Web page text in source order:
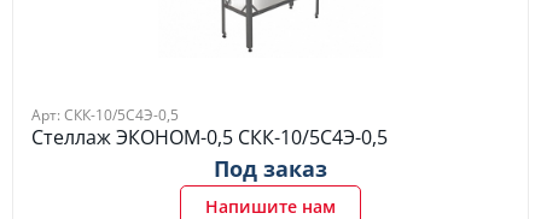
Арт: СКК-10/5С4Э-0,5
Стеллаж ЭКОНОМ-0,5 СКК-10/5С4Э-0,5
Под заказ
Напишите нам